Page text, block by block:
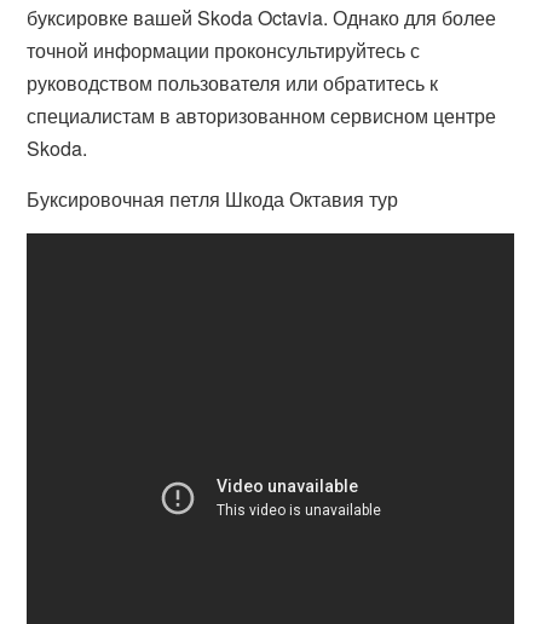
буксировке вашей Skoda Octavia. Однако для более
точной информации проконсультируйтесь с
руководством пользователя или обратитесь к
специалистам в авторизованном сервисном центре
Skoda.
Буксировочная петля Шкода Октавия тур